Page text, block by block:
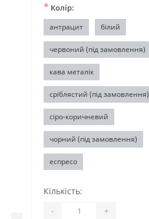
* Колір:
антрацит білий
червоний (під замовлення)
кава металік
сріблястий (під замовлення)
сіро-коричневий
чорний (під замовлення)
еспресо
Кількість:
- +